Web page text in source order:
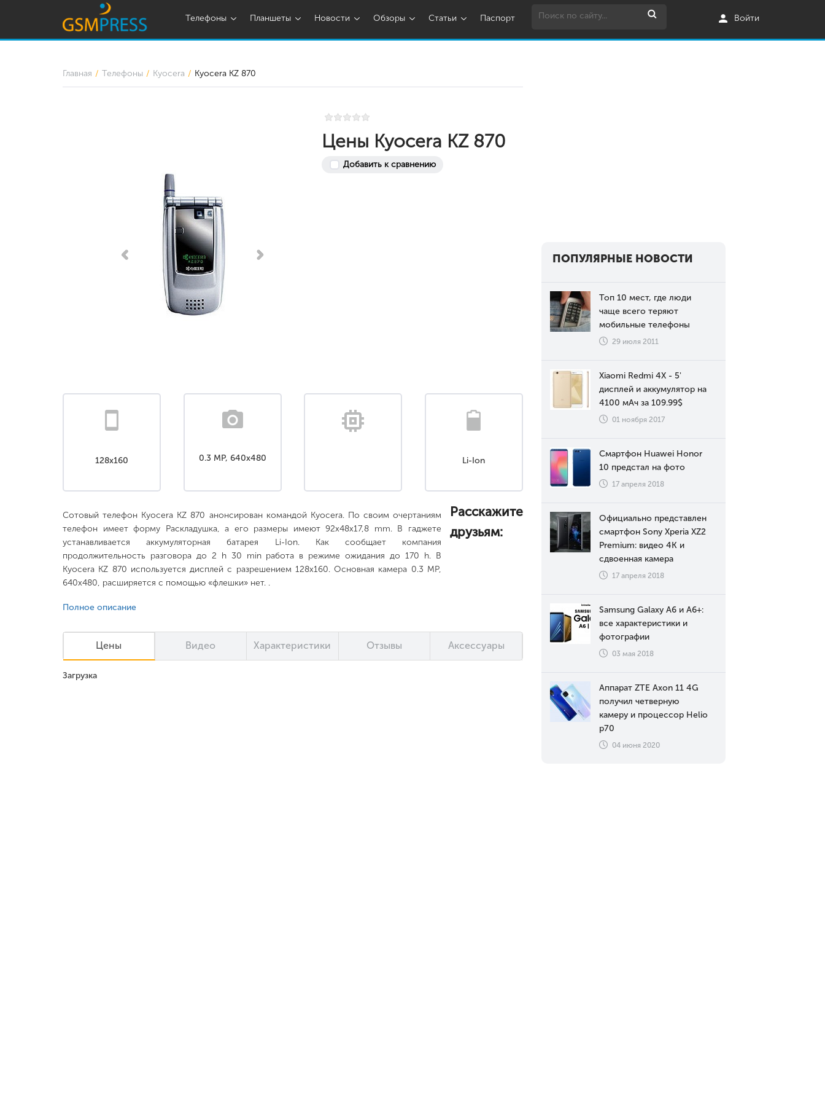
Телефоны Планшеты Новости Обзоры Статьи Паспорт Войти
Главная Телефоны Kyocera Kyocera KZ 870
Цены Kyocera KZ 870
Добавить к сравнению
128x160 0.3 MP, 640x480 Li-Ion
Сотовый телефон Kyocera KZ 870 анонсирован командой Kyocera. По своим очертаниям
телефон имеет форму Раскладушка, а его размеры имеют 92x48x17,8 mm. В гаджете
устанавливается аккумуляторная батарея Li-Ion. Как сообщает компания
продолжительность разговора до 2 h 30 min работа в режиме ожидания до 170 h. В
Kyocera KZ 870 используется дисплей с разрешением 128x160. Основная камера 0.3 MP,
640x480, расширяется с помощью «флешки» нет. .
Полное описание
Расскажите
друзьям:
Цены Видео Характеристики Отзывы Аксессуары
Загрузка
ПОПУЛЯРНЫЕ НОВОСТИ
Топ 10 мест, где люди
чаще всего теряют
мобильные телефоны
29 июля 2011
Xiaomi Redmi 4X - 5'
дисплей и аккумулятор на
4100 мАч за 109.99$
01 ноября 2017
Смартфон Huawei Honor
10 предстал на фото
17 апреля 2018
Официально представлен
смартфон Sony Xperia XZ2
Premium: видео 4К и
сдвоенная камера
17 апреля 2018
Samsung Galaxy A6 и A6+:
все характеристики и
фотографии
03 мая 2018
Аппарат ZTE Axon 11 4G
получил четверную
камеру и процессор Helio
p70
04 июня 2020